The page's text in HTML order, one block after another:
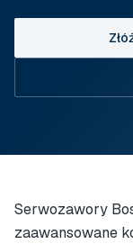
Serwozawory
zaawansowane